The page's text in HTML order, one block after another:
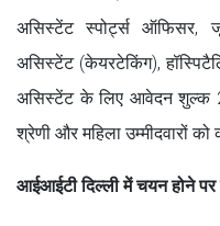
असिस्टेंट स्पोर्ट्स ऑफिसर,
असिस्टेंट (केयरटेकिंग),
असिस्टेंट के लिए आवेदन शुल्क
श्रेणी और महिला उम्मीदवारों को
आईआईटी दिल्ली में चयन होने पर